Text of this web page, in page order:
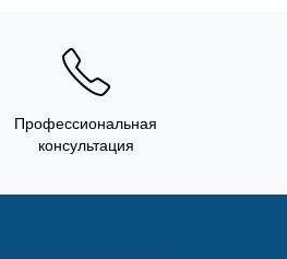
Профессиональная
консультация